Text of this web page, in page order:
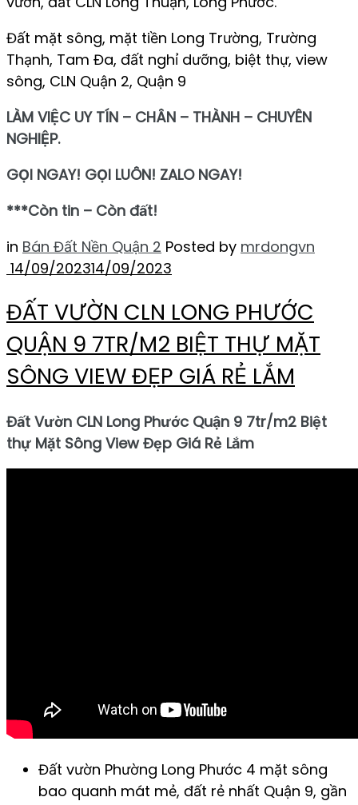
Đất mặt sông, mặt tiền Long Trường, Trường
Thạnh, Tam Đa, đất nghỉ dưỡng, biệt thự, view
sông, CLN Quận 2, Quận 9
LÀM VIỆC UY TÍN – CHÂN – THÀNH – CHUYÊN
NGHIỆP.
GỌI NGAY! GỌI LUÔN! ZALO NGAY!
***Còn tin – Còn đất!
in Bán Đất Nền Quận 2 Posted by mrdongvn
14/09/202314/09/2023
ĐẤT VƯỜN CLN LONG PHƯỚC
QUẬN 9 7TR/M2 BIỆT THỰ MẶT
SÔNG VIEW ĐẸP GIÁ RẺ LẮM
Đất Vườn CLN Long Phước Quận 9 7tr/m2 Biệt
thự Mặt Sông View Đẹp Giá Rẻ Lắm
Đất vườn Phường Long Phước 4 mặt sông
bao quanh mát mẻ, đất rẻ nhất Quận 9, gần